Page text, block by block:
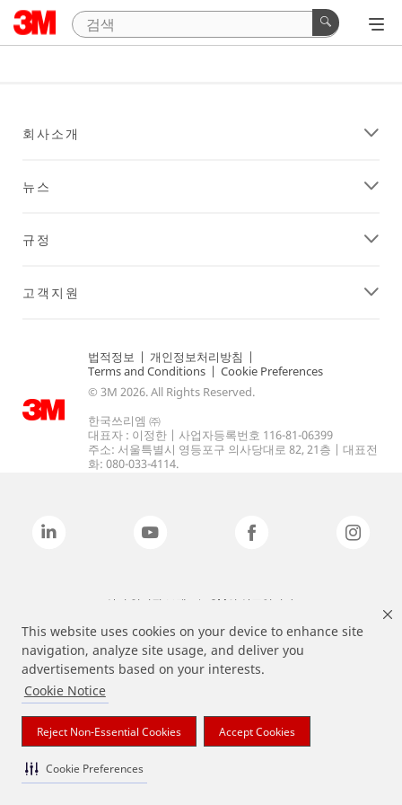
This website uses cookies on your device to enhance site
navigation, analyze site usage, and deliver you
advertisements based on your interests.
Cookie Notice
Reject Non-Essential Cookies Accept Cookies
Cookie Preferences
회사소개
뉴스
규정
고객지원
법적정보 | 개인정보처리방침 |
Terms and Conditions | Cookie Preferences
© 3M 2026. All Rights Reserved.
한국쓰리엠 ㈜
대표자 : 이정한 | 사업자등록번호 116-81-06399
주소: 서울특별시 영등포구 의사당대로 82, 21층 | 대표전
화: 080-033-4114.
상기 열거된 브랜드는 3M의 상표입니다.